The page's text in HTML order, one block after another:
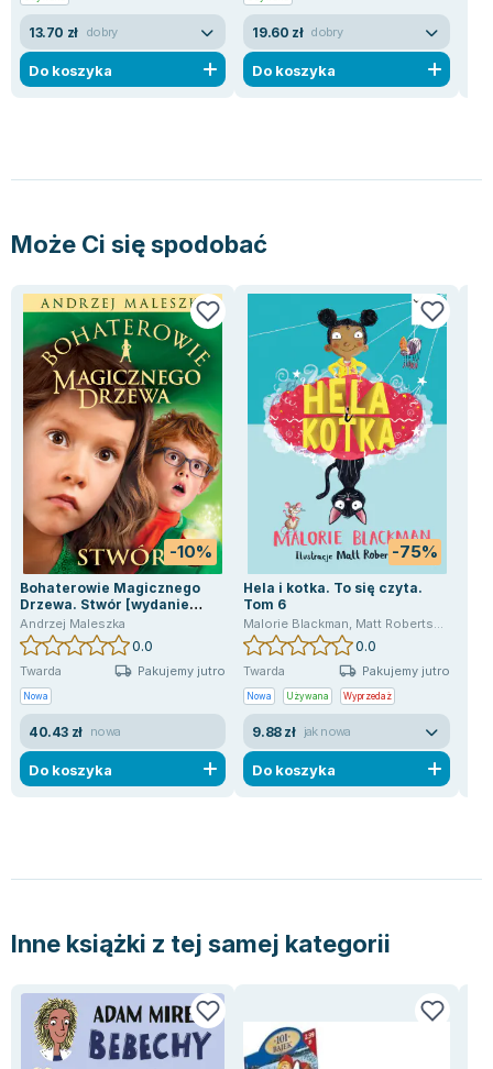
Lorraine Warren
Ajahn Brahm
Lucinda Riley
13.70 zł dobry
Do koszyka
19.60 zł dobry
Do koszyka
Może Ci się spodobać
-10%
Bohaterowie Magicznego
Drzewa. Stwór [wydanie
2024]
Andrzej Maleszka
0.0
Twarda Pakujemy jutro
Nowa
40.43 zł nowa
Do koszyka
-75%
Hela i kotka. To się czyta.
Tom 6
Malorie Blackman, Matt Robertson
0.0
Twarda Pakujemy jutro
Nowa Używana Wyprzedaż
9.88 zł jak nowa
Do koszyka
Inne książki z tej samej kategorii